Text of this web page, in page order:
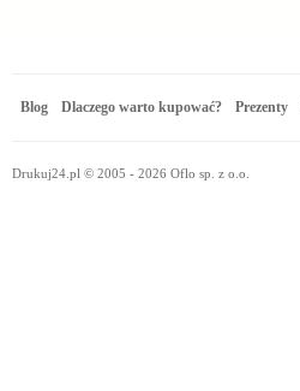
Blog Dlaczego warto kupować? Prezenty
Drukuj24.pl © 2005 - 2026 Oflo sp. z o.o.